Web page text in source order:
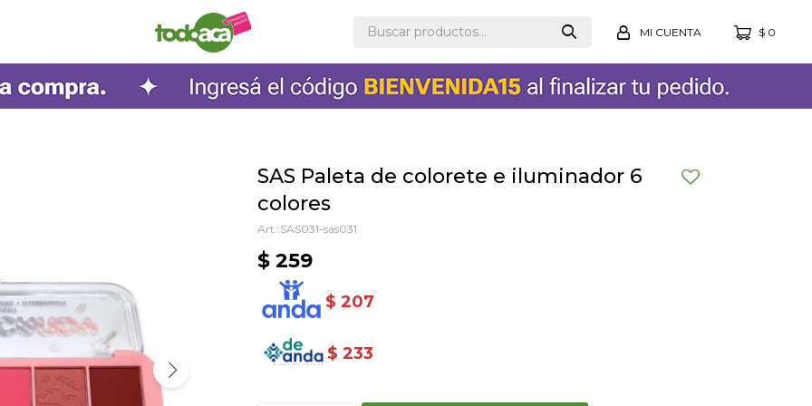
$ 0
SAS Paleta de colorete e iluminador 6
colores
SAS031-sas031
$ 259
$ 207
$ 233